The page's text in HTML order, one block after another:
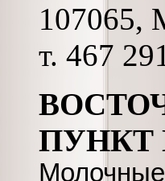
107065,
т. 467
ПУНКТ